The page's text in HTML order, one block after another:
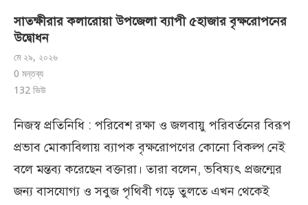
সাতক্ষীরার কলারোয়া উপজেলা ব্যাপী ৫হাজার বৃক্ষরোপনের
উদ্বোধন
মে ২৯, ২০২৬
0 মন্তব্য
132 ভিউ
নিজস্ব প্রতিনিধি : পরিবেশ রক্ষা ও জলবায়ু পরিবর্তনের বিরূপ
প্রভাব মোকাবিলায় ব্যাপক বৃক্ষরোপণের কোনো বিকল্প নেই
বলে মন্তব্য করেছেন বক্তারা। তারা বলেন, ভবিষ্যৎ প্রজন্মের
জন্য বাসযোগ্য ও সবুজ পৃথিবী গড়ে তুলতে এখন থেকেই